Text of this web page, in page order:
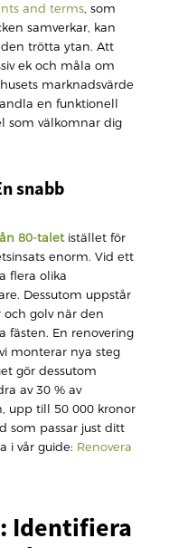
and terms, som
samverkar, kan
trötta ytan. Att
ek och måla om
marknadsvärde
en funktionell
som välkomnar dig
snabb
80-taletistället för
enorm. Vid ett
flera olika
Dessutom uppstår
golv när den
fästen. En renovering
monterar nya steg
gör dessutom
av 30 % av
upp till 50 000 kronor
som passar just ditt
i vår guide: Renovera
Identifiera